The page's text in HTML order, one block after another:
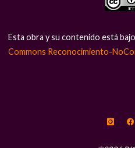
Esta obra y su contenido está
Commons Reconocimiento-